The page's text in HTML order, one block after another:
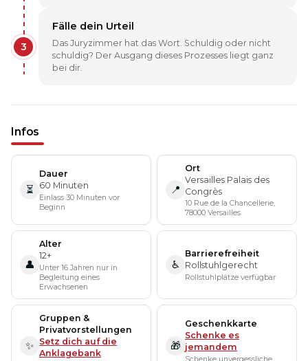
3
Fälle dein Urteil
Das Juryzimmer hat das Wort. Schuldig oder nicht
schuldig? Der Ausgang dieses Prozesses liegt ganz
bei dir.
Infos
⏳
Dauer
60 Minuten
Einlass 30 Minuten vor
Beginn
📍
Ort
Versailles Palais des
Congrès
10 Rue de la Chancellerie,
78000 Versailles
👤
Alter
12+
Unter 16 Jahren nur in
Begleitung eines
Erwachsenen
♿
Barrierefreiheit
Rollstuhlgerecht
Rollstuhlplätze verfügbar
✨
Gruppen &
Privatvorstellungen
Setz dich auf die
Anklagebank
🎁
Geschenkkarte
Schenke es
jemandem
Schenke unvergessliche